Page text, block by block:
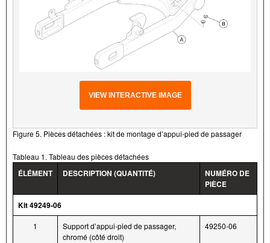
VIEW INTERACTIVE IMAGE
Figure 5. Pièces détachées : kit de montage d’appui-pied de passager
Tableau 1. Tableau des pièces détachées
ÉLÉMENT DESCRIPTION (QUANTITÉ)
NUMÉRO DE
PIÈCE
Kit 49249-06
1
Support d’appui-pied de passager,
chromé (côté droit)
49250-06